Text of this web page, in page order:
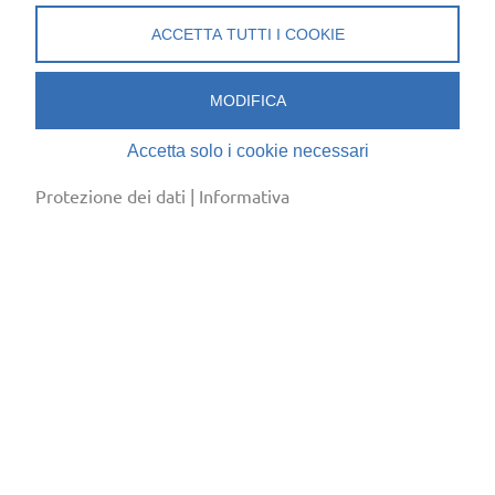
cool & clever
Associazione Ticinese Frigoristi (ATF)
Via Besso 59, 6900 Lugano
Corrispondenza:Casella Postale 8135, 6908
Massagno Caselle
+41 (0)91 745 80 91
ACCETTA TUTTI I COOKIE
MODIFICA
Accetta solo i cookie necessari
Protezione dei dati | Informativa